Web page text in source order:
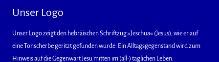
Unser Logo
Unser Logo zeigt den hebräischen Schriftzug »Jeschua« (Jesus), wie er auf
eine Tonscherbe geritzt gefunden wurde: Ein Alltagsgegenstand wird zum
Hinweis auf die Gegenwart Jesu mitten im (all-) täglichen Leben.